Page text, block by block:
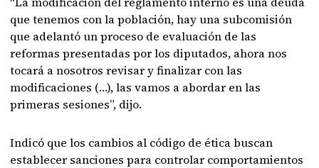
que tenemos con la población, hay una subcomisión
que adelantó un proceso de evaluación de las
reformas presentadas por los diputados, ahora nos
tocará a nosotros revisar y finalizar con las
modificaciones (…), las vamos a abordar en las
primeras sesiones”, dijo.
Indicó que los cambios al código de ética buscan
establecer sanciones para controlar comportamientos